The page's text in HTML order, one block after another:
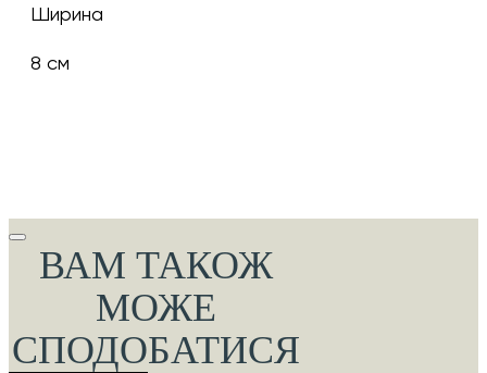
Ширина
8 см
ВАМ ТАКОЖ
МОЖЕ
СПОДОБАТИСЯ